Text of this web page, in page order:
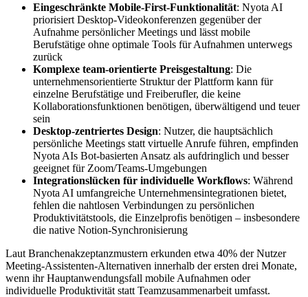
Eingeschränkte Mobile-First-Funktionalität: Nyota AI
priorisiert Desktop-Videokonferenzen gegenüber der
Aufnahme persönlicher Meetings und lässt mobile
Berufstätige ohne optimale Tools für Aufnahmen unterwegs
zurück
Komplexe team-orientierte Preisgestaltung: Die
unternehmensorientierte Struktur der Plattform kann für
einzelne Berufstätige und Freiberufler, die keine
Kollaborationsfunktionen benötigen, überwältigend und teuer
sein
Desktop-zentriertes Design: Nutzer, die hauptsächlich
persönliche Meetings statt virtuelle Anrufe führen, empfinden
Nyota AIs Bot-basierten Ansatz als aufdringlich und besser
geeignet für Zoom/Teams-Umgebungen
Integrationslücken für individuelle Workflows: Während
Nyota AI umfangreiche Unternehmensintegrationen bietet,
fehlen die nahtlosen Verbindungen zu persönlichen
Produktivitätstools, die Einzelprofis benötigen – insbesondere
die native Notion-Synchronisierung
Laut Branchenakzeptanzmustern erkunden etwa 40% der Nutzer
Meeting-Assistenten-Alternativen innerhalb der ersten drei Monate,
wenn ihr Hauptanwendungsfall mobile Aufnahmen oder
individuelle Produktivität statt Teamzusammenarbeit umfasst.